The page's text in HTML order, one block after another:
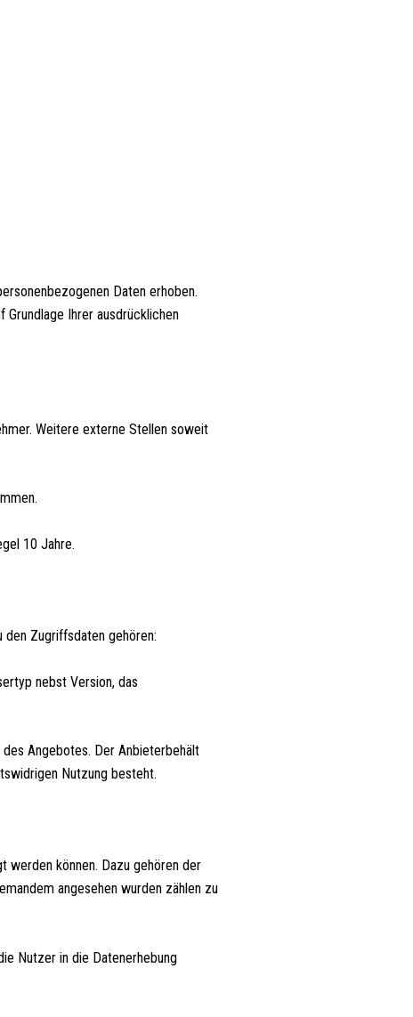
Daten erhoben.
Ihrer ausdrücklichen
Weitere externe Stellen soweit
10 Jahre.
Zugriffsdaten gehören:
nebst Version, das
Angebotes. Der Anbieterbehält
Nutzung besteht.
werden können. Dazu gehören der
angesehen wurden zählen zu
Nutzer in die Datenerhebung